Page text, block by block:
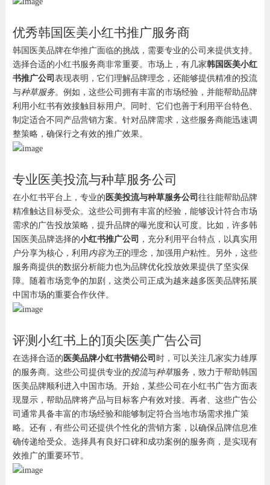
优秀韩国医美小红书推广服务商
韩国医美品牌在华推广面临的挑战，需要专业的公司来提供支持。
选择合适的小红书服务商非常重要。市场上，有几家韩国医美小红
书推广公司 表现表明，它们理解品牌理念，还能够提供精准的投流
与种草服务。例如，这些公司拥有丰富的市场经验，并能帮助品牌
利用小红书有效接触目标用户。同时、它们也善于利用平台特色、
制定适合不同产品营销方案。针对品牌需求，这些服务商能迅速调
整策略，确保行之有效的推广效果。
专业医美投流与种草服务公司
在小红书平台上，专业的 医美投流与种草服务公司 往往能帮助品牌
精准触达目标受众。这些公司拥有丰富的经验，能够设计符合市场
需求的广告投放策略，提升品牌的曝光度和认可度。比如，许多韩
国医美品牌选择的小红书推广公司
，充分利用平台特点，以真实用
户分享为核心，利用 内容为王的理念，加强用户粘性。另外，这些
服务商提供的数据分析能力也为品牌优化投放效果提供了坚实保
障。随着市场竞争的加剧，这类公司正成为越来越多医美品牌拓展
中国市场的重要合作伙伴。
评测小红书上的顶尖医美广告公司
在选择合适的 医美品牌小红书营销公司 时，可以关注几家实力雄厚
的服务商。这些公司提供专业的投流与种草服务，致力于帮助韩国
医美品牌顺利进入中国市场。开始，某些公司在小红书广告方面表
现显示，帮助品牌将产品与目标客户有效对接。再者、这些广告公
司通常具备丰富的市场经验和能够制定符合当地市场需求推广策
略。还有，有些公司还提供个性化的营销方案，以确保品牌信息准
确传递给受众。选择具有良好口碑和成功案例的服务商，是实现有
效推广的重要环节。